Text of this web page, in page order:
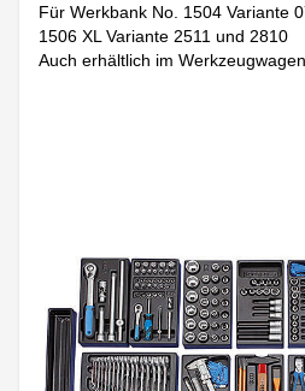
Für Werkbank No. 1504 Variante
1506 XL Variante 2511 und 2810
Auch erhältlich im